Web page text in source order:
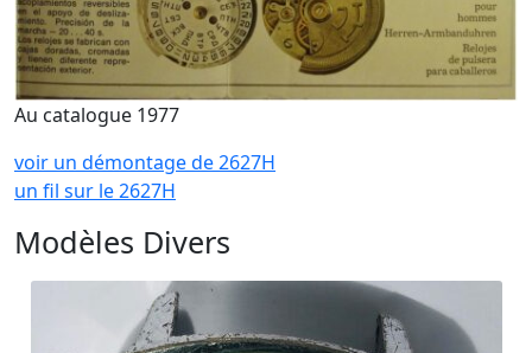
Au catalogue 1977
voir un démontage de 2627H
un fil sur le 2627H
Modèles Divers